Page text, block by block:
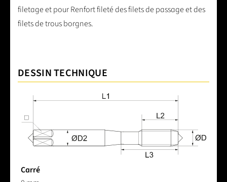
filetage et pour Renfort fileté des filets de passage et des
filets de trous borgnes.
DESSIN TECHNIQUE
Carré